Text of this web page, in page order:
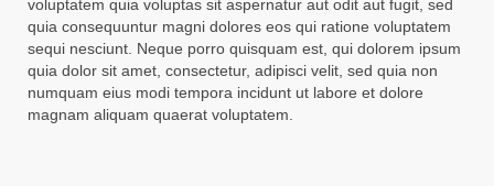
voluptatem quia voluptas sit aspernatur aut odit aut fugit, sed
quia consequuntur magni dolores eos qui ratione voluptatem
sequi nesciunt. Neque porro quisquam est, qui dolorem ipsum
quia dolor sit amet, consectetur, adipisci velit, sed quia non
numquam eius modi tempora incidunt ut labore et dolore
magnam aliquam quaerat voluptatem.